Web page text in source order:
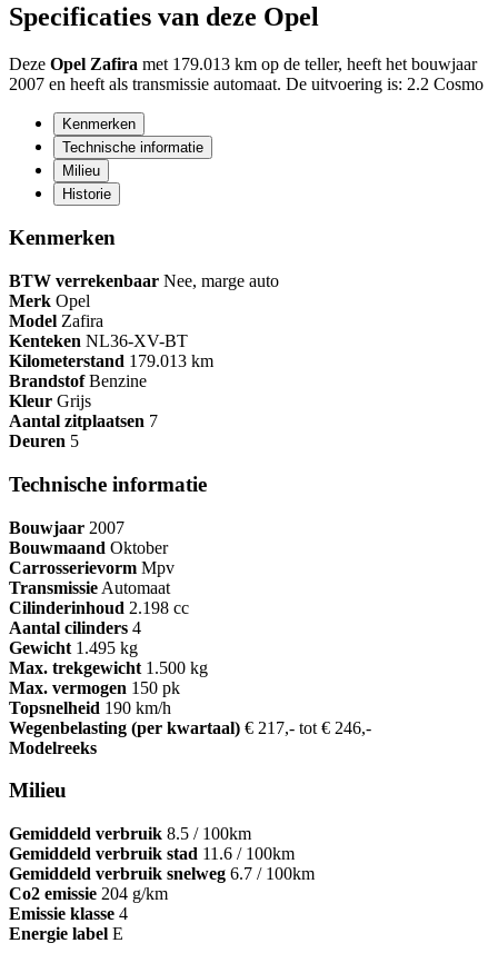
Specificaties van deze Opel
Deze Opel Zafira met 179.013 km op de teller, heeft het bouwjaar
2007 en heeft als transmissie automaat. De uitvoering is: 2.2 Cosmo
Kenmerken
Technische informatie
Milieu
Historie
Kenmerken
BTW verrekenbaar Nee, marge auto
Merk Opel
Model Zafira
Kenteken NL36-XV-BT
Kilometerstand 179.013 km
Brandstof Benzine
Kleur Grijs
Aantal zitplaatsen 7
Deuren 5
Technische informatie
Bouwjaar 2007
Bouwmaand Oktober
Carrosserievorm Mpv
Transmissie Automaat
Cilinderinhoud 2.198 cc
Aantal cilinders 4
Gewicht 1.495 kg
Max. trekgewicht 1.500 kg
Max. vermogen 150 pk
Topsnelheid 190 km/h
Wegenbelasting (per kwartaal) € 217,- tot € 246,-
Modelreeks
Milieu
Gemiddeld verbruik 8.5 / 100km
Gemiddeld verbruik stad 11.6 / 100km
Gemiddeld verbruik snelweg 6.7 / 100km
Co2 emissie 204 g/km
Emissie klasse 4
Energie label E